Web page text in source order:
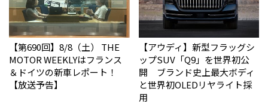
【第690回】8/8（土） THE
MOTOR WEEKLYはフランス
＆ドイツの新車レポート！
【放送予告】
【アウディ】新型フラッグシ
ップSUV「Q9」を世界初公
開 ブランド史上最大ボディ
と世界初OLEDリヤライト採
用